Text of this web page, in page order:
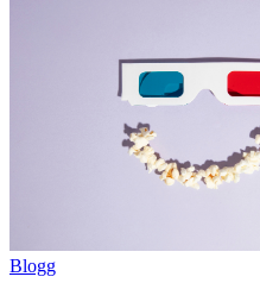
Blogg